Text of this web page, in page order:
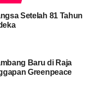
Setelah 81 Tahun
Baru di Raja
Greenpeace